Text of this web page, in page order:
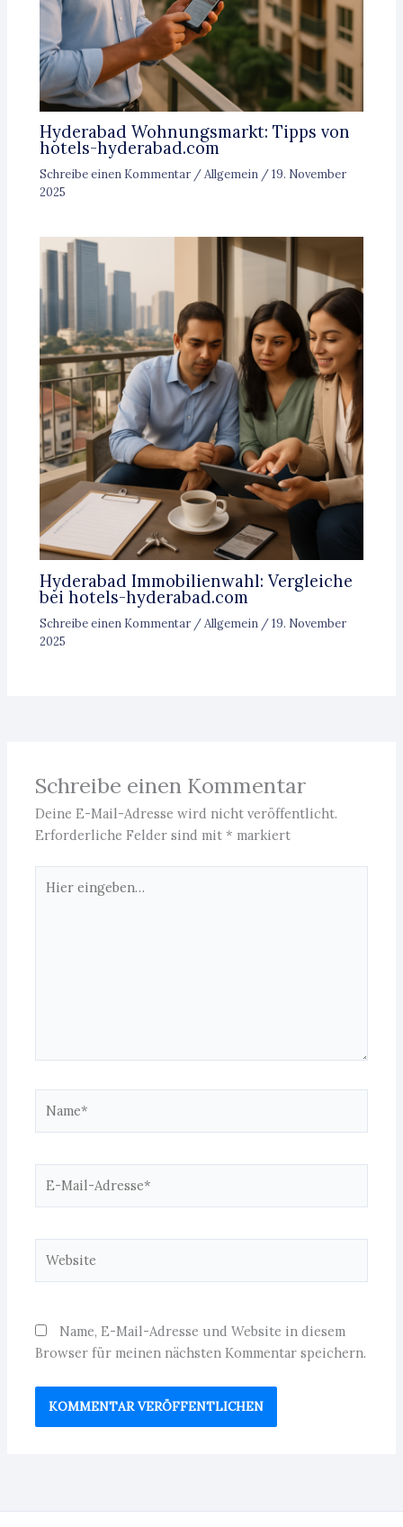
Hyderabad Wohnungsmarkt: Tipps von
hotels-hyderabad.com
Schreibe einen Kommentar / Allgemein /19. November
2025
Hyderabad Immobilienwahl: Vergleiche
bei hotels-hyderabad.com
Schreibe einen Kommentar / Allgemein /19. November
2025
Schreibe einen Kommentar
Deine E-Mail-Adresse wird nicht veröffentlicht.
Erforderliche Felder sind mit* markiert
eingeben…
Mail-
Name, E-Mail-Adresse und Website in diesem
Browser für meinen nächsten Kommentar speichern.